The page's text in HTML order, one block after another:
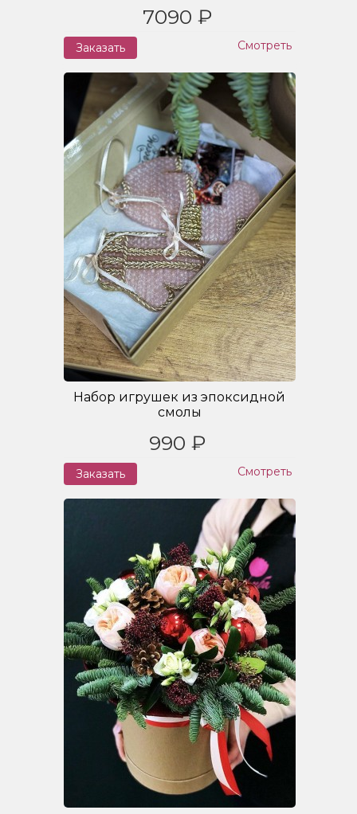
7090 ₽
Заказать Смотреть
Набор игрушек из эпоксидной
смолы
990 ₽
Заказать Смотреть